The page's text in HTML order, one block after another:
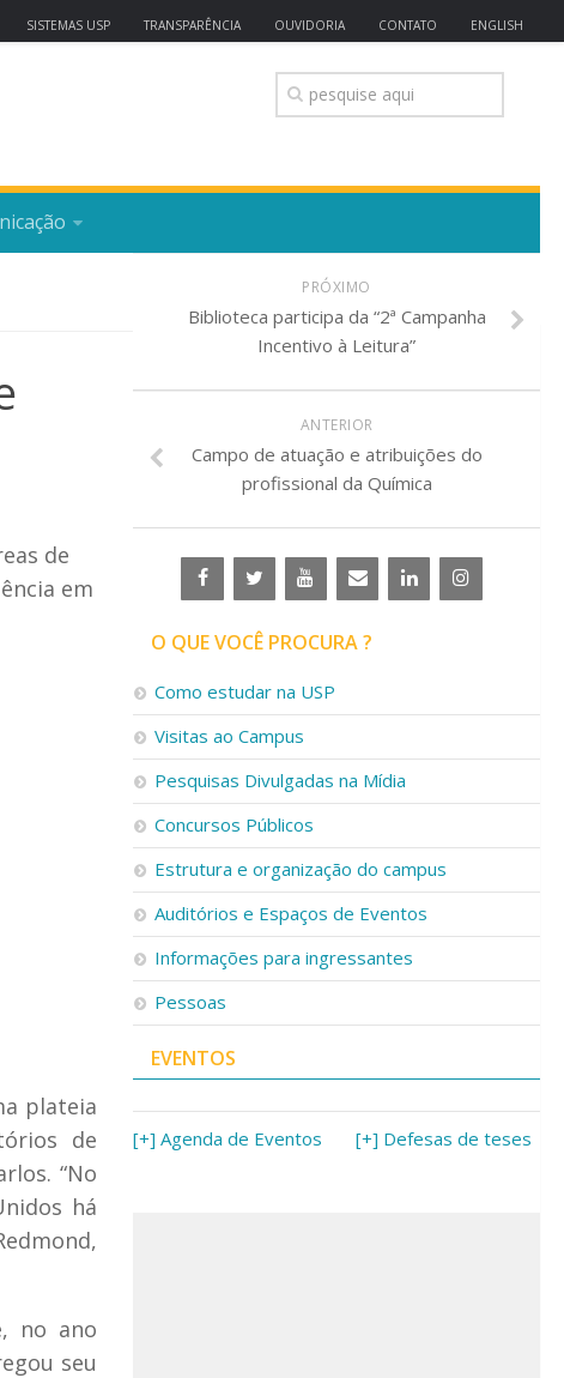
SISTEMAS USP TRANSPARÊNCIA OUVIDORIA CONTATO ENGLISH
de
em
plateia
de
“No
há
no ano
seu
PRÓXIMO
Biblioteca participa da “2ª Campanha
Incentivo à Leitura”
ANTERIOR
Campo de atuação e atribuições do
profissional da Química
O QUE VOCÊ PROCURA ?
Como estudar na USP
Visitas ao Campus
Pesquisas Divulgadas na Mídia
Concursos Públicos
Estrutura e organização do campus
Auditórios e Espaços de Eventos
Informações para ingressantes
Pessoas
EVENTOS
[+] Agenda de Eventos [+] Defesas de teses